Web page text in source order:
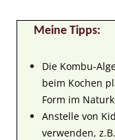
Meine Tipps:
Die Kombu-
beim Kochen
Form im
Anstelle von
verwenden,